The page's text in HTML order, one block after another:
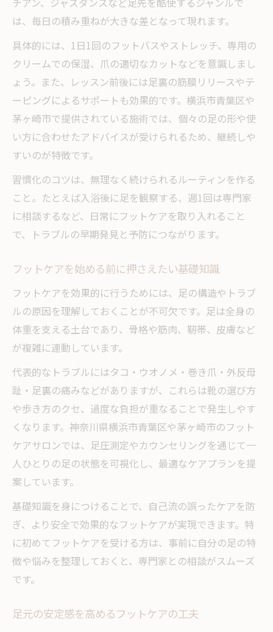
ード
専門施術とセルフフットケアの使い分け方
フットケアを通じたパフォーマンス向上の秘訣
フットケアで踊りやすい足づくりのポイン
ト
パフォーマンス向上につながるフットケア
フットケアと姿勢改善の深い関係性を解説
フットケアを活かしたトレーニング例紹介
足元から全身を整えるフットケアの秘訣
フットケアで日常生活を快適に過ごす方法
美脚を目指す女性におすすめのフットケア
術
フットケアで正しい歩き方を身につけるコ
ツ
姿勢改善に効くフットケアのストレッチ法
日常の靴選びとフットケアのポイント
は、毎日の積み重ねが大きな差となって現れます。
具体的には、1日1回のフットバスやストレッチ、専用の
クリームでの保湿、爪の適切なカットなどを意識しまし
ょう。また、レッスン前後には足裏の筋膜リリースやテ
ーピングによるサポートも効果的です。横浜市青葉区や
茅ヶ崎市で提供されている施術では、個々の足の形や使
い方に合わせたアドバイスが受けられるため、継続しや
すいのが特徴です。
習慣化のコツは、無理なく続けられるルーティンを作る
こと。たとえば入浴後に足を観察する、週1回は専門家
に相談するなど、日常にフットケアを取り入れること
で、トラブルの早期発見と予防につながります。
フットケアを始める前に押さえたい基礎知識
フットケアを効果的に行うためには、足の構造やトラブ
ルの原因を理解しておくことが不可欠です。足は全身の
体重を支える土台であり、骨格や筋肉、靭帯、皮膚など
が複雑に連動しています。
代表的なトラブルにはタコ・ウオノメ・巻き爪・外反母
趾・足裏の痛みなどがありますが、これらは靴の選び方
や歩き方のクセ、過度な負担が重なることで発生しやす
くなります。神奈川県横浜市青葉区や茅ヶ崎市のフット
ケアサロンでは、足圧測定やカウンセリングを通じて一
人ひとりの足の状態を可視化し、最適なケアプランを提
案しています。
基礎知識を身につけることで、自己流の誤ったケアを防
ぎ、より安全で効果的なフットケアが実現できます。特
に初めてフットケアを受ける方は、事前に自分の足の特
徴や悩みを整理しておくと、専門家との相談がスムーズ
です。
足元の安定感を高めるフットケアの工夫